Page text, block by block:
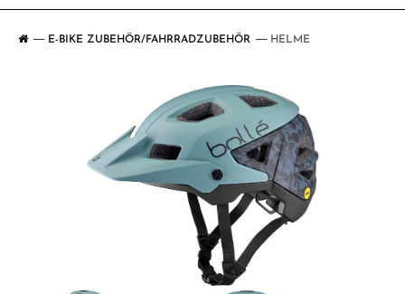
E-BIKE ZUBEHÖR/FAHRRADZUBEHÖR HELME